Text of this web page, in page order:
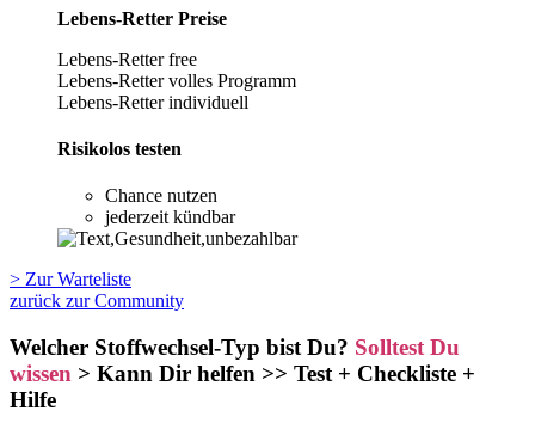
Lebens-Retter Preise
Lebens-Retter free
Lebens-Retter volles Programm
Lebens-Retter individuell
Risikolos testen
Chance nutzen
jederzeit kündbar
> Zur Warteliste
zurück zur Community
Welcher Stoffwechsel-Typ bist Du? Solltest Du
wissen > Kann Dir helfen >> Test + Checkliste +
Hilfe